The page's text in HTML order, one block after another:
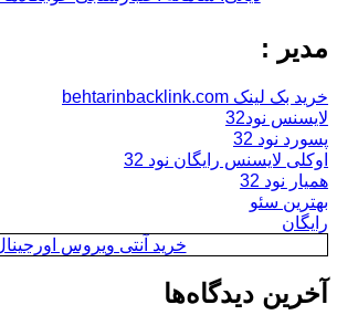
مدیر :
خرید بک لینک behtarinbacklink.com
لایسنس نود32
پسورد نود 32
اوکلی لایسنس رایگان نود 32
همیار نود 32
بهترین سئو
رایگان
خرید آنتی ویروس
آخرین دیدگاه‌ها